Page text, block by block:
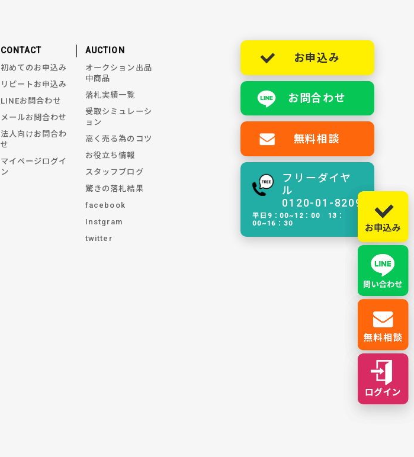
CONTACT
初めてのお申込み
リピートお申込み
LINEお問合わせ
メールお問合わせ
法人向けお問合わ
せ
マイページログイ
ン
AUCTION
オークション出品
中商品
落札実績一覧
受取シミュレーシ
ョン
高く売る為のコツ
お役立ち情報
スタッフブログ
驚きの落札結果
facebook
Instgram
twitter
お申込み
お問合わせ
無料相談
フリーダイヤ
ル
0120-01-8209
平日9：00~12：00 13：
00~16：30